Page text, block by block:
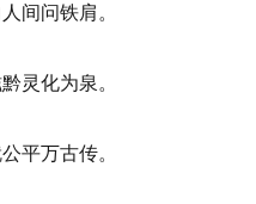
间问铁肩。
灵化为泉。
平万古传。